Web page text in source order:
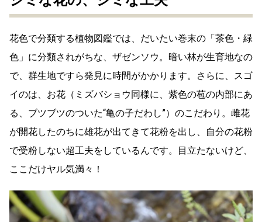
花色で分類する植物図鑑では、だいたい巻末の「茶色・緑
色」に分類されがちな、ザゼンソウ。暗い林が生育地なの
で、群生地ですら発見に時間がかかります。さらに、スゴ
イのは、お花（ミズバショウ同様に、紫色の苞の内部にあ
る、ブツブツのついた“亀の子だわし”）のこだわり。雌花
が開花したのちに雄花が出てきて花粉を出し、自分の花粉
で受粉しない超工夫をしているんです。目立たないけど、
ここだけヤル気満々！